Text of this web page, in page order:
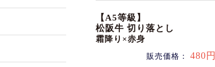
【A5等級】
松阪牛 切り落とし
霜降り×赤身
販売価格： 480円